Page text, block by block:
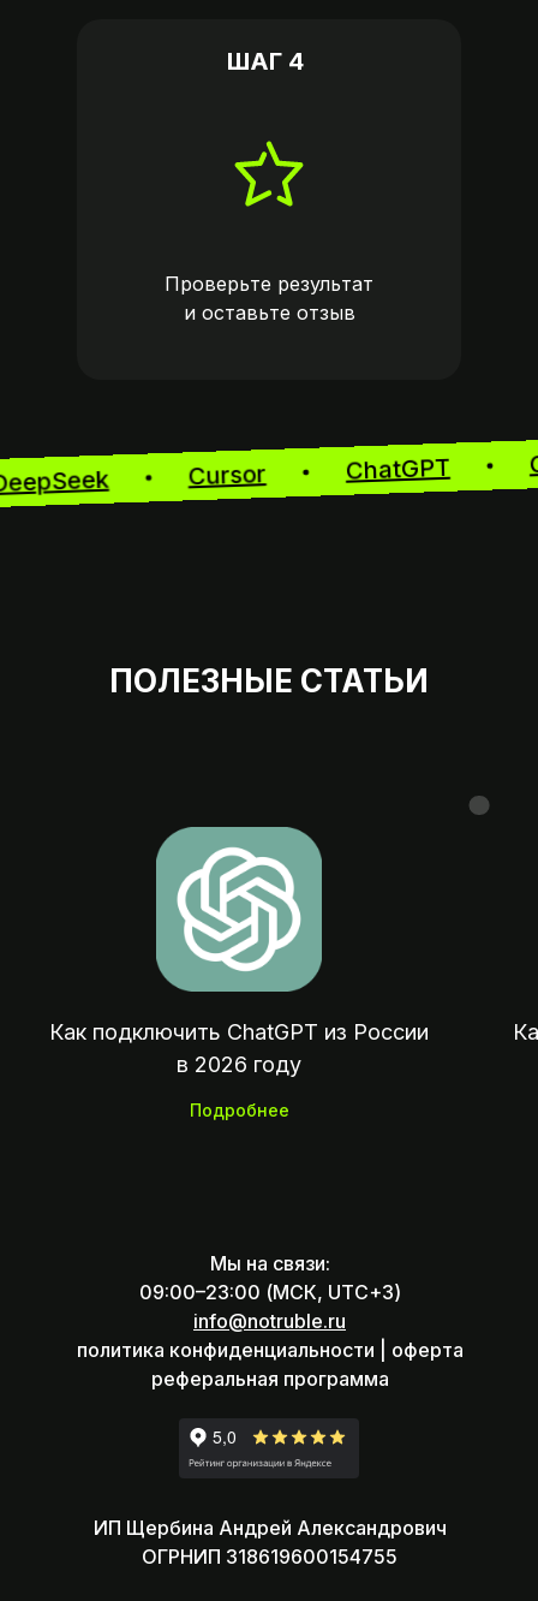
Проверьте результат
и оставьте отзыв
ШАГ 4
DeepSeek Cursor ChatGPT
ПОЛЕЗНЫЕ СТАТЬИ
Как подключить ChatGPT из России
в 2026 году
Подробнее
Мы на связи:
09:00–23:00 (МСК, UTC+3)
info@notruble.ru
политика конфиденциальности |
оферта
реферальная программа
ИП Щербина Андрей Александрович
ОГРНИП 318619600154755
Оплата зарубежных сервисов,
покупок и отелей из России
07:00 —